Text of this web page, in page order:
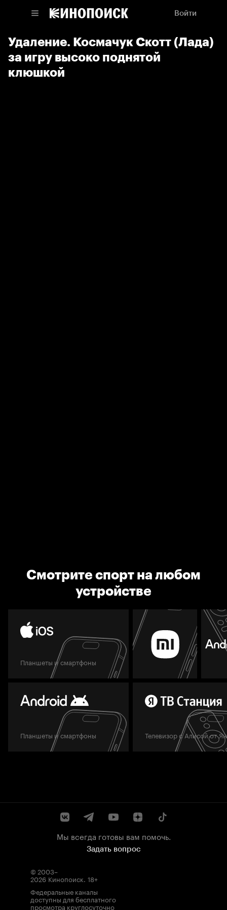
Войти
Удаление. Космачук Скотт (Лада)
за игру высоко поднятой
клюшкой
Смотрите спорт на любом
устройстве
Планшеты и смартфоны
Планшеты и смартфоны Телевизор с Алисой от
Мы всегда готовы вам помочь.
Задать вопрос
© 2003–
2026 Кинопоиск. 18+
Федеральные каналы
доступны для бесплатного
просмотра круглосуточно